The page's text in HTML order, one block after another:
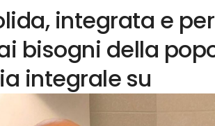
integrata e
bisogni della
integrale su